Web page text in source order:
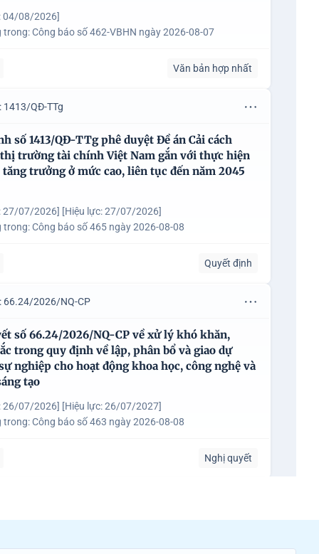
04/08/2026]
trong:Công báo số 462-VBHN ngày 2026-08-07
Văn bản hợp nhất
1413/QĐ-TTg
số 1413/QĐ-TTg phê duyệt Đề án Cải cách
trường tài chính Việt Nam gắn với thực hiện
trưởng ở mức cao, liên tục đến năm 2045
27/07/2026] [Hiệu lực: 27/07/2026]
trong:Công báo số 465 ngày 2026-08-08
Quyết định
66.24/2026/NQ-CP
số 66.24/2026/NQ-CP về xử lý khó khăn,
trong quy định về lập, phân bổ và giao dự
nghiệp cho hoạt động khoa học, công nghệ và
tạo
26/07/2026] [Hiệu lực: 26/07/2027]
trong:Công báo số 463 ngày 2026-08-08
Nghị quyết